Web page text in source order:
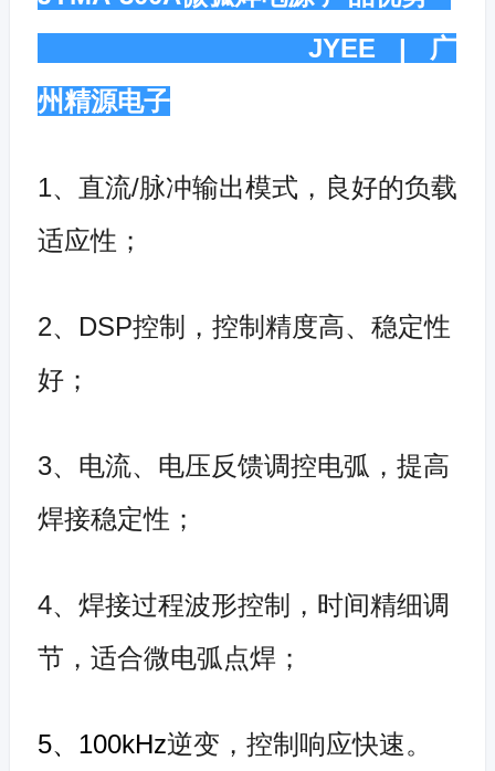
JYEE | 广
州精源电子
1、直流/脉冲输出模式，良好的负载
适应性；
2、DSP控制，控制精度高、稳定性
好；
3、电流、电压反馈调控电弧，提高
焊接稳定性；
4、焊接过程波形控制，时间精细调
节，适合微电弧点焊；
5、100kHz逆变，控制响应快速。